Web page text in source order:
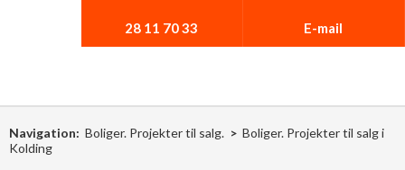
28 11 70 33​ E-mail
Navigation: Boliger. Projekter til salg. > Boliger. Projekter til salg i
Kolding